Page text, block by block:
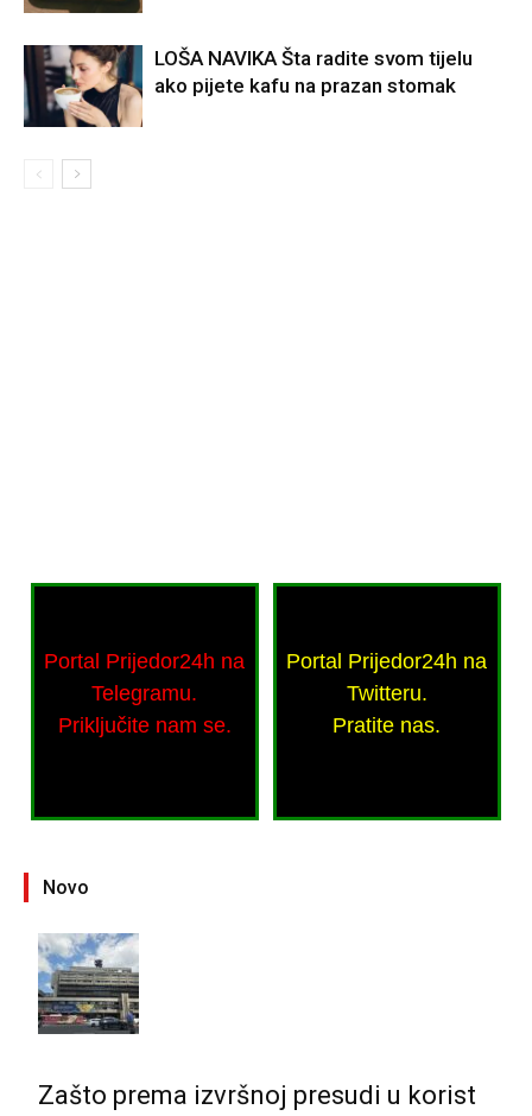
LOŠA NAVIKA Šta radite svom tijelu
ako pijete kafu na prazan stomak
Portal Prijedor24h na
Telegramu.
Priključite nam se.
Portal Prijedor24h na
Twitteru.
Pratite nas.
Novo
Zašto prema izvršnoj presudi u korist